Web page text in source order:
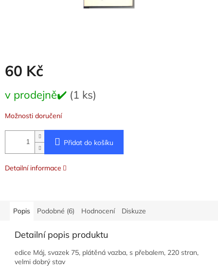
60 Kč
cena:
v prodejně✔️ (1 ks)
Možnosti doručení
Přidat do košíku
Detailní informace
Popis Podobné (6) Hodnocení Diskuze
Detailní popis produktu
edice Máj, svazek 75, plátěná vazba, s přebalem, 220 stran,
velmi dobrý stav